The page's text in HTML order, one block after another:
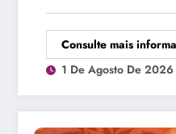
Consulte mais
1 De Agosto De 2026